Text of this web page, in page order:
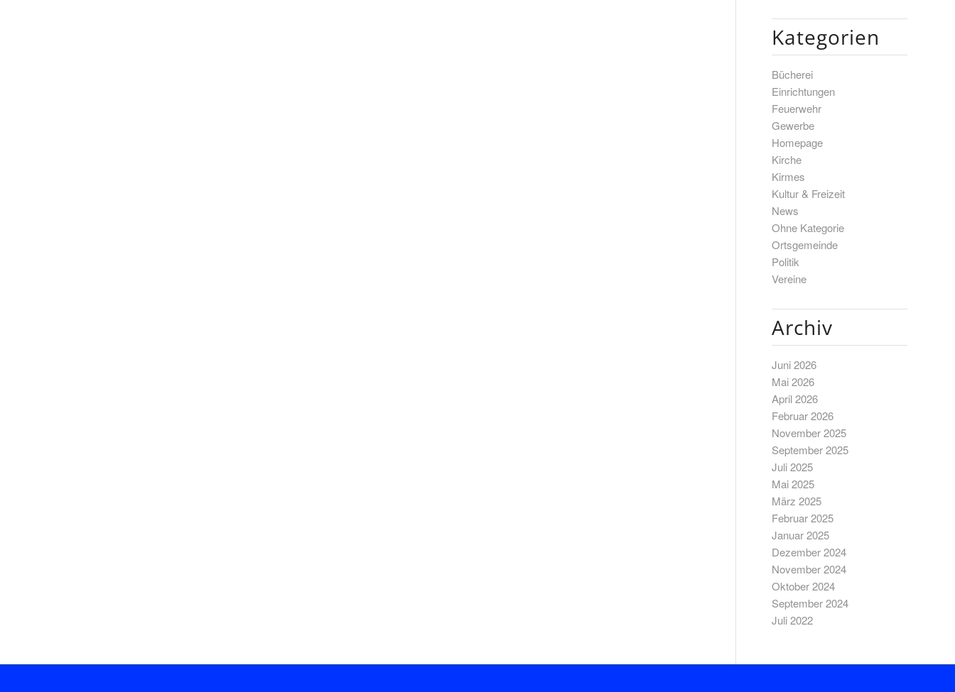
Kategorien
Bücherei
Einrichtungen
Feuerwehr
Gewerbe
Homepage
Kirche
Kirmes
Kultur & Freizeit
News
Ohne Kategorie
Ortsgemeinde
Politik
Vereine
Archiv
Juni 2026
Mai 2026
April 2026
Februar 2026
November 2025
September 2025
Juli 2025
Mai 2025
März 2025
Februar 2025
Januar 2025
Dezember 2024
November 2024
Oktober 2024
September 2024
Juli 2022